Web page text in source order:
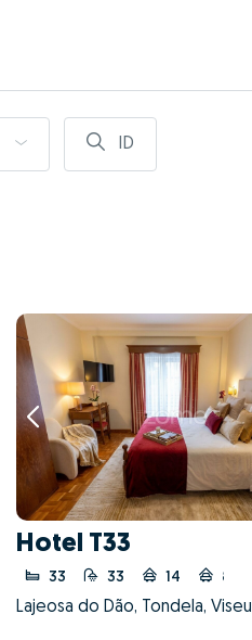
ID
Hotel T33
33 33 14 8
Lajeosa do Dão, Tondela, Viseu